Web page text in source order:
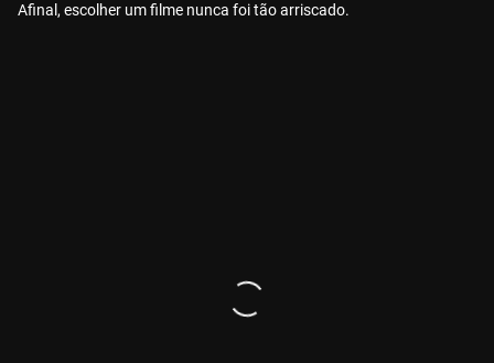
Afinal, escolher um filme nunca foi tão arriscado.